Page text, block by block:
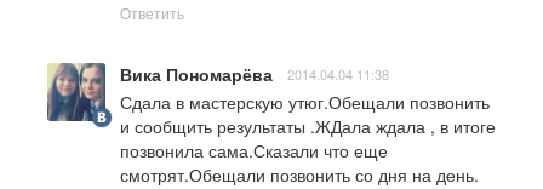
Ответить
Вика Пономарёва 2014.04.04 11:38
Сдала в мастерскую утюг.Обещали позвонить
и сообщить результаты .ЖДала ждала , в итоге
позвонила сама.Сказали что еще
смотрят.Обещали позвонить со дня на день.